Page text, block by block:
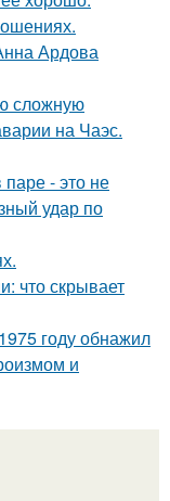
Ардова
сложную
на Чаэс.
паре - это не
удар по
что скрывает
году обнажил
и